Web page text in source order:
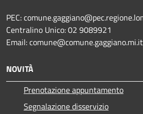
PEC:
Centralino Unico: 02 9089921
Email: comune@comune.gaggiano.mi.it
NOVITÀ
Prenotazione appuntamento
Segnalazione disservizio